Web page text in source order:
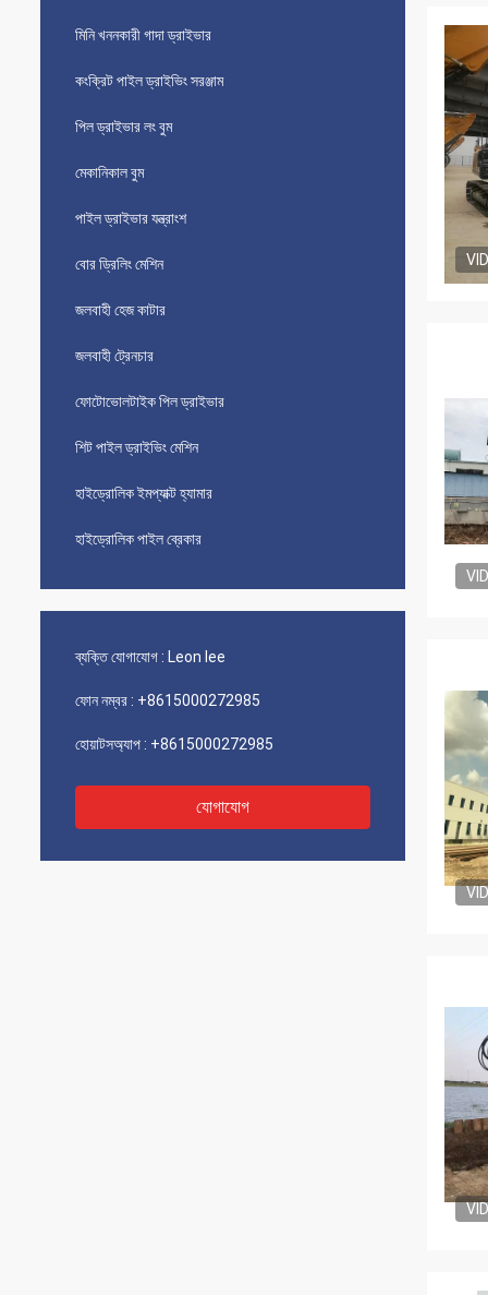
মিনি খননকারী গাদা ড্রাইভার
কংক্রিট পাইল ড্রাইভিং সরঞ্জাম
পিল ড্রাইভার লং বুম
মেকানিকাল বুম
পাইল ড্রাইভার যন্ত্রাংশ
বোর ড্রিলিং মেশিন
জলবাহী হেজ কাটার
জলবাহী ট্রেনচার
ফোটোভোলটাইক পিল ড্রাইভার
শিট পাইল ড্রাইভিং মেশিন
হাইড্রোলিক ইমপ্যাক্ট হ্যামার
হাইড্রোলিক পাইল ব্রেকার
ব্যক্তি যোগাযোগ : Leon lee
ফোন নম্বর : +8615000272985
হোয়াটসঅ্যাপ : +8615000272985
যোগাযোগ